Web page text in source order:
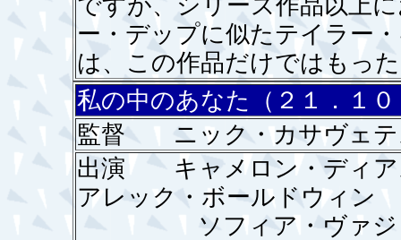
ですが、シリーズ作品以上
ー・デップに似たテイラー
は、この作品だけではもっ
私の中のあなた（２１．１０
監督 ニック・カサヴェテ
出演 キャメロン・デ
アレック・ボールドウィ
ソフィア・ヴァジリ